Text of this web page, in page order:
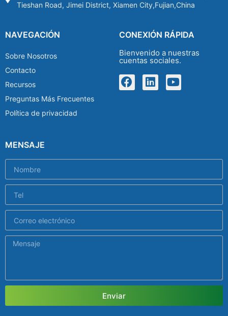
Tieshan Road, Jimei District, Xiamen City,Fujian,China
NAVEGACIÓN
Sobre Nosotros
Contacto
Recursos
Preguntas Más Frecuentes
Política de privacidad
CONEXIÓN RÁPIDA
Bienvenido a nuestras
cuentas sociales.
MENSAJE
Enviar